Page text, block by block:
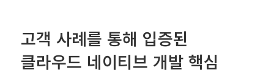
고객 사례를 통해 입증된
클라우드 네이티브 개발 핵심